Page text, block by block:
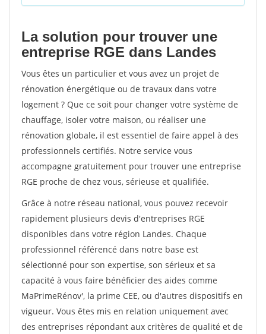
La solution pour trouver une
entreprise RGE dans Landes
Vous êtes un particulier et vous avez un projet de
rénovation énergétique ou de travaux dans votre
logement ? Que ce soit pour changer votre système de
chauffage, isoler votre maison, ou réaliser une
rénovation globale, il est essentiel de faire appel à des
professionnels certifiés. Notre service vous
accompagne gratuitement pour trouver une entreprise
RGE proche de chez vous, sérieuse et qualifiée.
Grâce à notre réseau national, vous pouvez recevoir
rapidement plusieurs devis d'entreprises RGE
disponibles dans votre région Landes. Chaque
professionnel référencé dans notre base est
sélectionné pour son expertise, son sérieux et sa
capacité à vous faire bénéficier des aides comme
MaPrimeRénov', la prime CEE, ou d'autres dispositifs en
vigueur. Vous êtes mis en relation uniquement avec
des entreprises répondant aux critères de qualité et de